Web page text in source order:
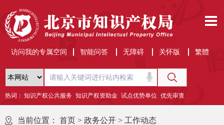
访问我的专属空间 智能问答 无障碍 关怀版 繁體
热词： 知识产权公共服务 知识产权资助金 试点优势单位 优先审查
当前位置： 首页 > 政务公开 > 工作动态